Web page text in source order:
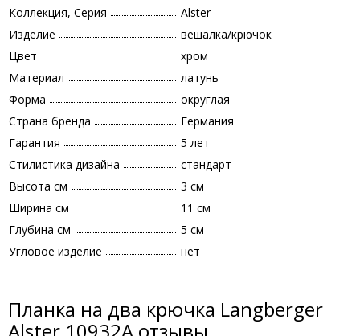
Коллекция, Серия
Alster
Изделие
вешалка/крючок
Цвет
хром
Материал
латунь
Форма
округлая
Страна бренда
Германия
Гарантия
5 лет
Стилистика дизайна
стандарт
Высота см
3 см
Ширина см
11 см
Глубина см
5 см
Угловое изделие
нет
Планка на два крючка Langberger